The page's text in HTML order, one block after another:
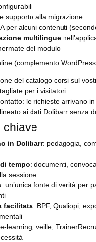
supporto alla migrazione
per alcuni contenuti
multilingue
del modulo
(complemento
del catalogo corsi sul
per i visitatori
le richieste arrivano
ai dati Dolibarr senza
chiave
in Dolibarr: pedagogia,
tempo: documenti,
sessione
: un’unica fonte di verità per
facilitata: BPF, Qualiopi,
learning, veille,